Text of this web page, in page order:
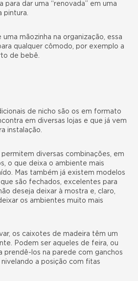
para dar uma “renovada” em uma
pintura.
uma mãozinha na organização, essa
qualquer cômodo, por exemplo a
de bebê.
de nicho são os em formato
em diversas lojas e que já vem
instalação.
diversas combinações, em
o que deixa o ambiente mais
Mas também já existem modelos
são fechados, excelentes para
deseja deixar à mostra e, claro,
os ambientes muito mais
os caixotes de madeira têm um
Podem ser aqueles de feira, ou
prendê-los na parede com ganchos
a posição com fitas